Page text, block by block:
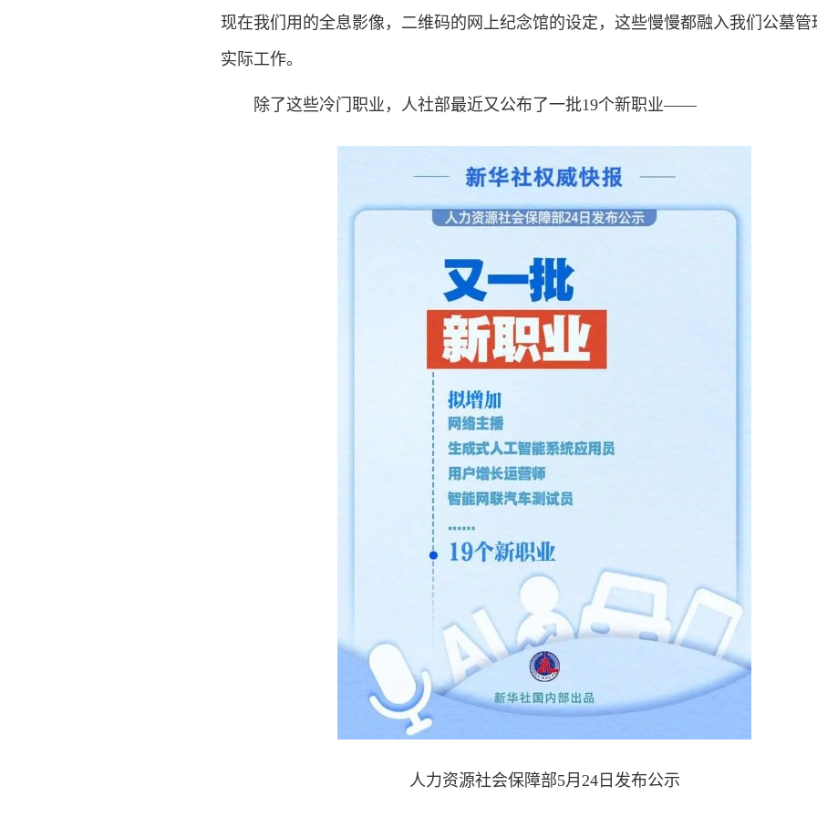
现在我们用的全息影像，二维码的网上纪念馆的设定，这些慢慢都融入我们公墓管
实际工作。
除了这些冷门职业，人社部最近又公布了一批19个新职业——
人力资源社会保障部5月24日发布公示